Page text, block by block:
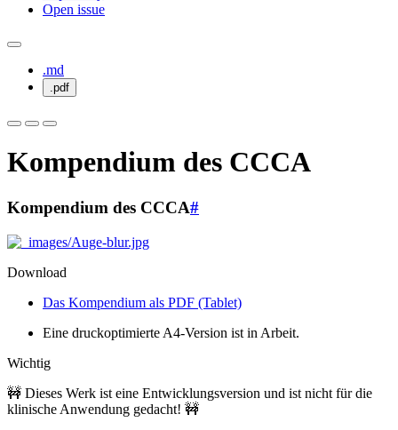
Open issue
.md
.pdf
Kompendium des CCCA
Kompendium des CCCA#
Download
Das Kompendium als PDF (Tablet)
Eine druckoptimierte A4-Version ist in Arbeit.
Wichtig
🚧 Dieses Werk ist eine Entwicklungsversion und ist nicht für die
klinische Anwendung gedacht! 🚧